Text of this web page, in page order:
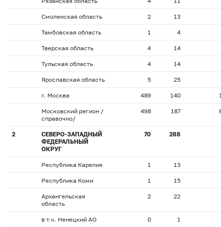
Смоленская область 2 13
Тамбовская область 1 4
Тверская область 4 14
Тульская область 4 14
Ярославская область 5 25
г. Москва 489 140
Московский регион /
справочно/
498 187
2
СЕВЕРО-ЗАПАДНЫЙ
ФЕДЕРАЛЬНЫЙ
ОКРУГ
70 288
Республика Карелия 1 13
Республика Коми 1 15
Архангельская
область
2 22
в т.ч. Ненецкий АО 0 1